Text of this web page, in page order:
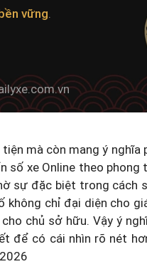
vững.
mà còn mang ý
số xe Online theo
sự đặc biệt trong cách
không chỉ đại diện cho
chủ sở hữu. Vậy ý
để có cái nhìn rõ nét